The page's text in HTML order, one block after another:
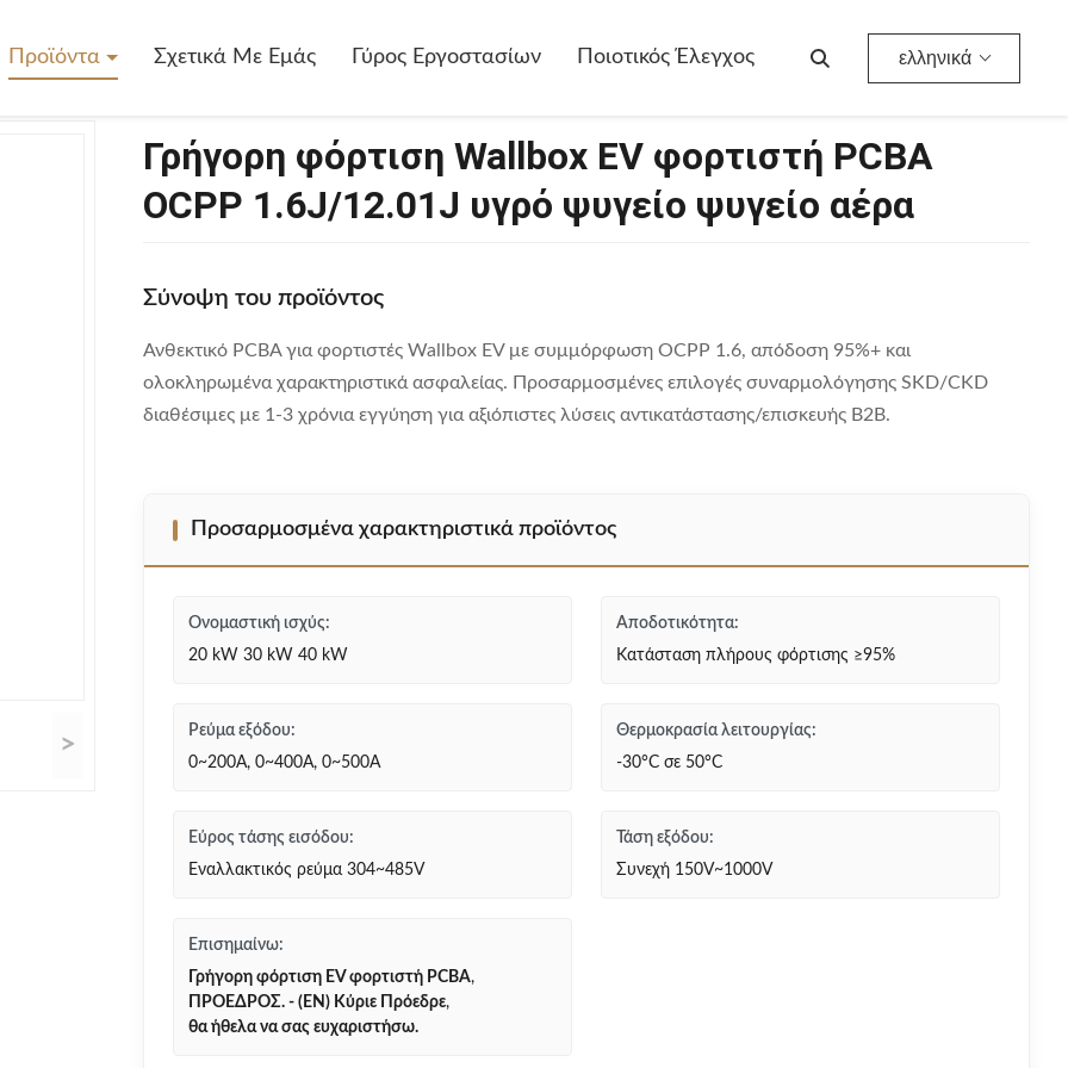
Προϊόντα Σχετικά Με Εμάς Γύρος Εργοστασίων Ποιοτικός Έλεγχος ελληνικά
>
Γρήγορη φόρτιση Wallbox EV φορτιστή PCBA
OCPP 1.6J/12.01J υγρό ψυγείο ψυγείο αέρα
Σύνοψη του προϊόντος
Ανθεκτικό PCBA για φορτιστές Wallbox EV με συμμόρφωση OCPP 1.6, απόδοση 95%+ και
ολοκληρωμένα χαρακτηριστικά ασφαλείας. Προσαρμοσμένες επιλογές συναρμολόγησης SKD/CKD
διαθέσιμες με 1-3 χρόνια εγγύηση για αξιόπιστες λύσεις αντικατάστασης/επισκευής B2B.
Προσαρμοσμένα χαρακτηριστικά προϊόντος
Ονομαστική ισχύς:
20 kW 30 kW 40 kW
Αποδοτικότητα:
Κατάσταση πλήρους φόρτισης ≥95%
Ρεύμα εξόδου:
0~200A, 0~400A, 0~500A
Θερμοκρασία λειτουργίας:
-30°C σε 50°C
Εύρος τάσης εισόδου:
Εναλλακτικός ρεύμα 304~485V
Τάση εξόδου:
Συνεχή 150V~1000V
Επισημαίνω:
Γρήγορη φόρτιση EV φορτιστή PCBA,
ΠΡΟΕΔΡΟΣ. - (ΕΝ) Κύριε Πρόεδρε,
θα ήθελα να σας ευχαριστήσω.